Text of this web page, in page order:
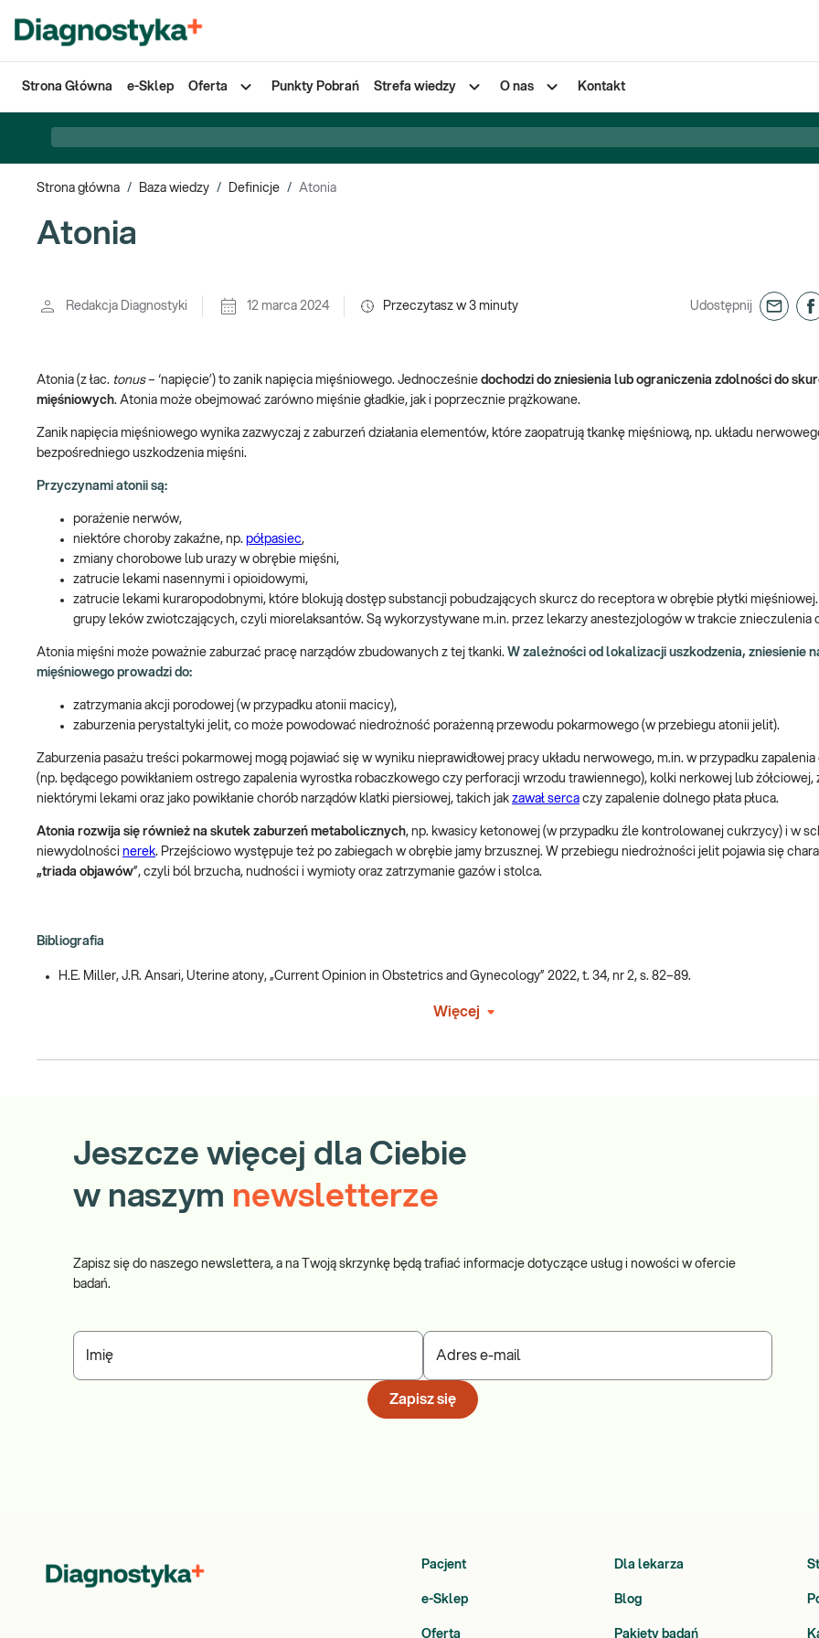
Strona Główna e-Sklep Oferta Punkty Pobrań Strefa wiedzy O nas Kontakt
Strona główna / Baza wiedzy / Definicje / Atonia
Atonia
Redakcja Diagnostyki 12 marca 2024 Przeczytasz w 3 minuty Udostępnij
Atonia (z łac. tonus– ‘napięcie’) to zanik napięcia mięśniowego. Jednocześnie dochodzi do zniesienia lub ograniczenia zdolności do
mięśniowych. Atonia może obejmować zarówno mięśnie gładkie, jak i poprzecznie prążkowane.
Zanik napięcia mięśniowego wynika zazwyczaj z zaburzeń działania elementów, które zaopatrują tkankę mięśniową, np. układu
bezpośredniego uszkodzenia mięśni.
Przyczynami atonii są:
porażenie nerwów,
niektóre choroby zakaźne, np. półpasiec,
zmiany chorobowe lub urazy w obrębie mięśni,
zatrucie lekami nasennymi i opioidowymi,
zatrucie lekami kuraropodobnymi, które blokują dostęp substancji pobudzających skurcz do receptora w obrębie płytki
grupy leków zwiotczających, czyli miorelaksantów. Są wykorzystywane m.in. przez lekarzy anestezjologów w trakcie znieczulenia
Atonia mięśni może poważnie zaburzać pracę narządów zbudowanych z tej tkanki. W zależności od lokalizacji uszkodzenia, zniesienie
mięśniowego prowadzi do:
zatrzymania akcji porodowej (w przypadku atonii macicy),
zaburzenia perystaltyki jelit, co może powodować niedrożność porażenną przewodu pokarmowego (w przebiegu atonii jelit).
Zaburzenia pasażu treści pokarmowej mogą pojawiać się w wyniku nieprawidłowej pracy układu nerwowego, m.in. w przypadku
(np. będącego powikłaniem ostrego zapalenia wyrostka robaczkowego czy perforacji wrzodu trawiennego), kolki nerkowej lub żółciowej,
niektórymi lekami oraz jako powikłanie chorób narządów klatki piersiowej, takich jak zawał serca czy zapalenie dolnego płata płuca.
Atonia rozwija się również na skutek zaburzeń metabolicznych, np. kwasicy ketonowej (w przypadku źle kontrolowanej cukrzycy) i w
niewydolności nerek. Przejściowo występuje też po zabiegach w obrębie jamy brzusznej. W przebiegu niedrożności jelit pojawia się
„triada objawów”, czyli ból brzucha, nudności i wymioty oraz zatrzymanie gazów i stolca.
Bibliografia
H.E. Miller, J.R. Ansari, Uterine atony, „Current Opinion in Obstetrics and Gynecology” 2022, t. 34, nr 2, s. 82–89.
Więcej
Jeszcze więcej dla Ciebie
w naszym newsletterze
Zapisz się do naszego newslettera, a na Twoją skrzynkę będą trafiać informacje dotyczące usług i nowości w ofercie
badań.
Imię Adres e-mail
Zapisz się
Pacjent Dla lekarza
e-Sklep Blog
Oferta Pakiety badań